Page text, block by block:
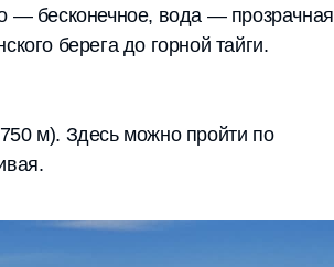
— бесконечное, вода — прозрачная
берега до горной тайги.
м). Здесь можно пройти по